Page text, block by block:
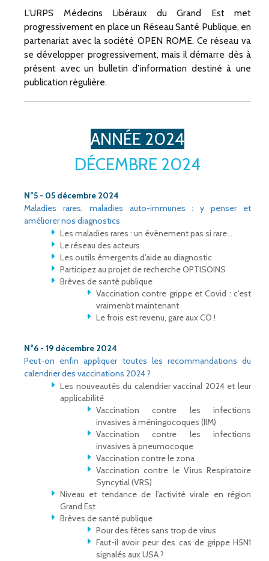
L’URPS Médecins Libéraux du Grand Est met
progressivement en place un Réseau Santé Publique, en
partenariat avec la société OPEN ROME. Ce réseau va
se développer progressivement, mais il démarre dès à
présent avec un bulletin d’information destiné à une
publication régulière.
ANNÉE 2024
DÉCEMBRE 2024
N°5 - 05 décembre 2024
Maladies rares, maladies auto-immunes : y penser et
améliorer nos diagnostics
Les maladies rares : un évènement pas si rare…
Le réseau des acteurs
Les outils émergents d'aide au diagnostic
Participez au projet de recherche OPTISOINS
Brèves de santé publique
Vaccination contre grippe et Covid : c'est
vraimenbt maintenant
Le frois est revenu, gare aux CO !
N°6 - 19 décembre 2024
Peut-on enfin appliquer toutes les recommandations du
calendrier des vaccinations 2024 ?
Les nouveautés du calendrier vaccinal 2024 et leur
applicabilité
Vaccination contre les infections
invasives à méningocoques (IIM)
Vaccination contre les infections
invasives à pneumocoque
Vaccination contre le zona
Vaccination contre le Virus Respiratoire
Syncytial (VRS)
Niveau et tendance de l’activité virale en région
Grand Est
Brèves de santé publique
Pour des fêtes sans trop de virus
Faut-il avoir peur des cas de grippe H5N1
signalés aux USA ?